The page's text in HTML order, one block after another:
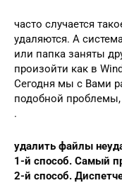
часто случается
удаляются. А
или папка заняты
произойти как в
Сегодня мы с Вами
подобной проблемы,
.
удалить файлы
1-й способ. Самый
2-й способ.